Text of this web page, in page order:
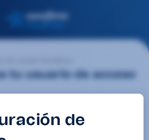
tu usuario de acceso